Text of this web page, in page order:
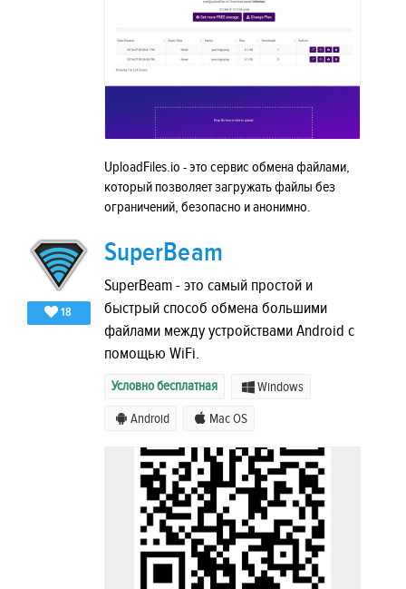
UploadFiles.io - это сервис обмена файлами,
который позволяет загружать файлы без
ограничений, безопасно и анонимно.
18
SuperBeam
SuperBeam - это самый простой и
быстрый способ обмена большими
файлами между устройствами Android с
помощью WiFi.
Условно бесплатная Windows
Android Mac OS